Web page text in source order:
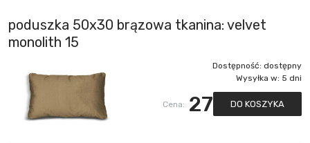
poduszka 50x30 brązowa tkanina: velvet
monolith 15
Dostępność: dostępny
Wysyłka w: 5 dni
Cena: 27 DO KOSZYKA